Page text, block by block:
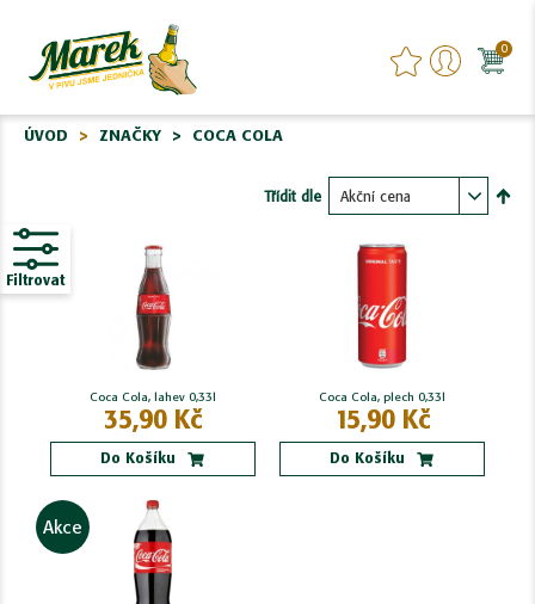
0
ÚVOD ZNAČKY COCA COLA
Třídit dle
Coca Cola, lahev 0,33l
35,90 Kč
Do Košíku
Coca Cola, plech 0,33l
15,90 Kč
Do Košíku
Akce
Filtrovat